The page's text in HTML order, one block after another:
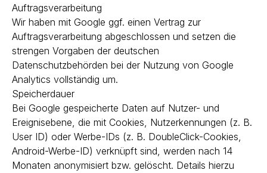
Auftragsverarbeitung
Wir haben mit Google ggf. einen Vertrag zur
Auftragsverarbeitung abgeschlossen und setzen die
strengen Vorgaben der deutschen
Datenschutzbehörden bei der Nutzung von Google
Analytics vollständig um.
Speicherdauer
Bei Google gespeicherte Daten auf Nutzer- und
Ereignisebene, die mit Cookies, Nutzerkennungen (z. B.
User ID) oder Werbe-IDs (z. B. DoubleClick-Cookies,
Android-Werbe-ID) verknüpft sind, werden nach 14
Monaten anonymisiert bzw. gelöscht. Details hierzu